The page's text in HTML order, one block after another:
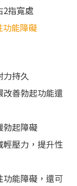
2指寬處
功能障礙
力持久
改善勃起功能還
勃起障礙
壓力，提升性
功能障礙，還可